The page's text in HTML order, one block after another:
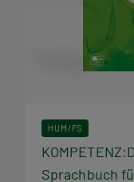
HUM/FS
Sprachbuch